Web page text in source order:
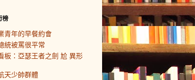
榜
青年的早餐約會
統被罵很平常
板：亞瑟王者之劍 尬 異形
天少帥群體